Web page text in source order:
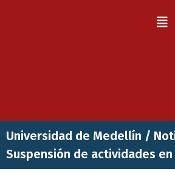
Universidad de Medellín /
Suspensión de actividades en